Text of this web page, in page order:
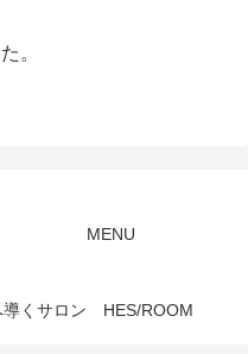
。
MENU
導くサロン HES/ROOM